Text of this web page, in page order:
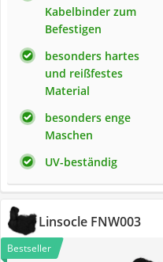
Kabelbinder zum
Befestigen
besonders hartes
und reißfestes
Material
besonders enge
Maschen
UV-beständig
Linsocle FNW003
Bestseller